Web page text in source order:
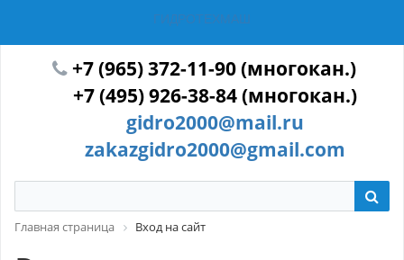
ГИДРОТЕХМАШ
+7 (965) 372-11-90 (многокан.)
+7 (495) 926-38-84 (многокан.)
gidro2000@mail.ru
zakazgidro2000@gmail.com
Главная страница Вход на сайт